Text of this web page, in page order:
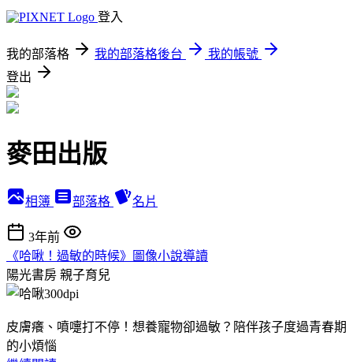
登入
我的部落格 我的部落格後台
我的帳號
登出
麥田出版
相簿 部落格 名片
3年前
《哈啾！過敏的時候》圖像小說導讀
陽光書房 親子育兒
皮膚癢、噴嚏打不停！想養寵物卻過敏？陪伴孩子度過青春期
的小煩惱